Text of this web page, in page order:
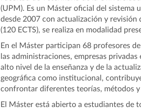
(UPM). Es un Máster oficial del sistema
desde 2007 con actualización y revisión
(120 ECTS), se realiza en modalidad
En el Máster participan 68 profesores
las administraciones, empresas
alto nivel de la enseñanza y de la
geográfica como institucional,
confrontar diferentes teorías, métodos y
El Máster está abierto a estudiantes de